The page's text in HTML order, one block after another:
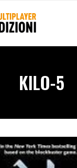
KILO-5